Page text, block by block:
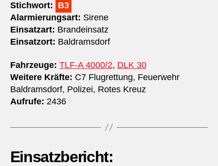
Stichwort: B3
Alarmierungsart: Sirene
Einsatzart: Brandeinsatz
Einsatzort: Baldramsdorf
Fahrzeuge: TLF-A 4000/2, DLK 30
Weitere Kräfte: C7 Flugrettung, Feuerwehr
Baldramsdorf, Polizei, Rotes Kreuz
Aufrufe: 2436
Einsatzbericht: